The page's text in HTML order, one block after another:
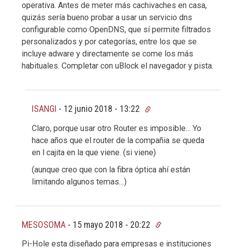
operativa. Antes de meter más cachivaches en casa,
quizás sería bueno probar a usar un servicio dns
configurable como OpenDNS, que sí permite filtrados
personalizados y por categorías, entre los que se
incluye adware y directamente se come los más
habituales. Completar con uBlock el navegador y pista.
ISANGI - 12 junio 2018 - 13:22
Claro, porque usar otro Router es imposible… Yo
hace años que el router de la compañia se queda
en l cajita en la que viene. (si viene)
(aunque creo que con la fibra óptica ahí están
limitando algunos temas…)
MESOSOMA - 15 mayo 2018 - 20:22
Pi-Hole esta diseñado para empresas e instituciones